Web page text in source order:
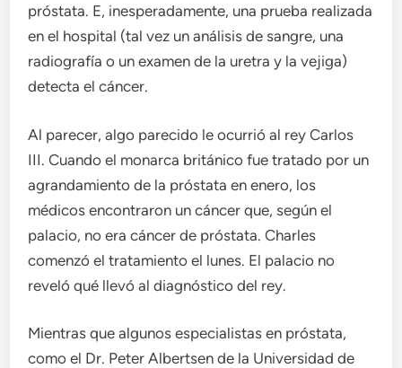
próstata. E, inesperadamente, una prueba realizada
en el hospital (tal vez un análisis de sangre, una
radiografía o un examen de la uretra y la vejiga)
detecta el cáncer.
Al parecer, algo parecido le ocurrió al rey Carlos
III. Cuando el monarca británico fue tratado por un
agrandamiento de la próstata en enero, los
médicos encontraron un cáncer que, según el
palacio, no era cáncer de próstata. Charles
comenzó el tratamiento el lunes. El palacio no
reveló qué llevó al diagnóstico del rey.
Mientras que algunos especialistas en próstata,
como el Dr. Peter Albertsen de la Universidad de